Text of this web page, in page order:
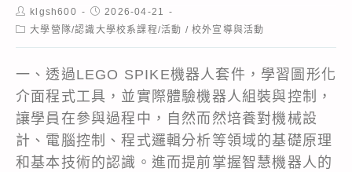
Post
author:
klgsh600
Post
published:
2026-04-21
Post大學營隊/認識大學校系課程/活動 / 校外宣導與活動
一、透過LEGO SPIKE機器人套件，學習圖形化
介面程式工具，並實際體驗機器人組裝與控制，
讓學員在參與過程中，自然而然培養對機械設
計、電腦控制、程式邏輯分析等領域的基礎原理
和基本技術的認識。進而提前掌握智慧機器人的